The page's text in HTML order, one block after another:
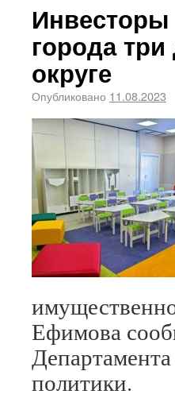
города
округе
Опубликовано 11.08.2023
Ефимова
политики.